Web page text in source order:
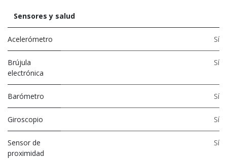
Sensores y salud
Acelerómetro Sí
Brújula
electrónica
Sí
Barómetro Sí
Giroscopio Sí
Sensor de
proximidad
Sí